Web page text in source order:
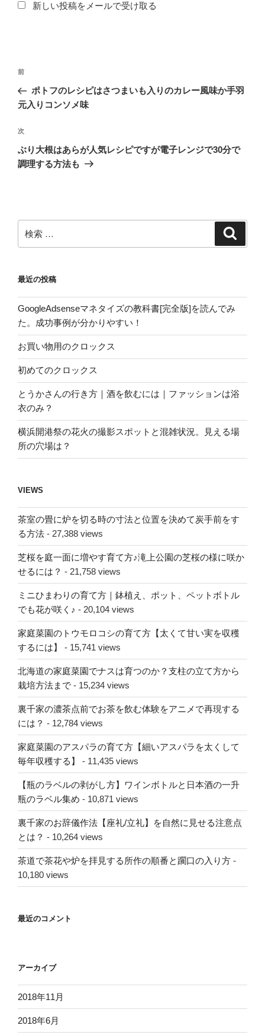
新しい投稿をメールで受け取る
投
ナ
ゲ
ー
シ
過
去
の
稿
前
ポトフのレシピはさつまいも入りのカレー風味か手羽
元入りコンソメ味
次
の
投
次
ぶり大根はあらが人気レシピですが電子レンジで30分で
調理する方法も
索:
最近の投稿
GoogleAdsenseマネタイズの教科書[完全版]を読んでみ
た。成功事例が分かりやすい！
お買い物用のクロックス
初めてのクロックス
とうかさんの行き方｜酒を飲むには｜ファッションは浴
衣のみ？
横浜開港祭の花火の撮影スポットと混雑状況。見える場
所の穴場は？
VIEWS
茶室の畳に炉を切る時の寸法と位置を決めて炭手前をす
る方法 - 27,388 views
芝桜を庭一面に増やす育て方♪滝上公園の芝桜の様に咲か
せるには？ - 21,758 views
ミニひまわりの育て方｜鉢植え、ポット、ペットボトル
でも花が咲く♪ - 20,104 views
家庭菜園のトウモロコシの育て方【太くて甘い実を収穫
するには】
- 15,741 views
北海道の家庭菜園でナスは育つのか？支柱の立て方から
栽培方法まで - 15,234 views
裏千家の濃茶点前でお茶を飲む体験をアニメで再現する
には？ - 12,784 views
家庭菜園のアスパラの育て方【細いアスパラを太くして
毎年収穫する】
- 11,435 views
【瓶のラベルの剥がし方】ワインボトルと日本酒の一升
瓶のラベル集め - 10,871 views
裏千家のお辞儀作法【座礼/立礼】を自然に見せる注意点
とは？ - 10,264 views
茶道で茶花や炉を拝見する所作の順番と躙口の入り方 -
10,180 views
最近のコメント
アーカイブ
2018年11月
2018年6月